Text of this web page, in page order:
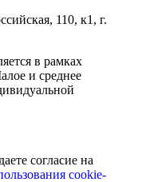
110, к1, г.
в рамках
и среднее
согласие на
cookie-